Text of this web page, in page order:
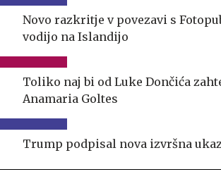
Novo razkritje v povezavi s
vodijo na Islandijo
Toliko naj bi od Luke Dončića
Anamaria Goltes
Trump podpisal nova izvršna